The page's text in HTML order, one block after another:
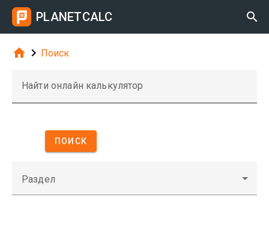
PLANETCALC 
  Поиск
Найти онлайн калькулятор
ПОИСК
Раздел